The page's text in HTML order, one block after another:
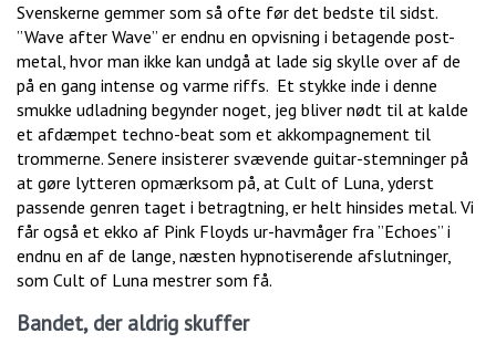
Svenskerne gemmer som så ofte før det bedste til sidst.
”Wave after Wave” er endnu en opvisning i betagende post-
metal, hvor man ikke kan undgå at lade sig skylle over af de
på en gang intense og varme riffs. Et stykke inde i denne
smukke udladning begynder noget, jeg bliver nødt til at kalde
et afdæmpet techno-beat som et akkompagnement til
trommerne. Senere insisterer svævende guitar-stemninger på
at gøre lytteren opmærksom på, at Cult of Luna, yderst
passende genren taget i betragtning, er helt hinsides metal. Vi
får også et ekko af Pink Floyds ur-havmåger fra ”Echoes” i
endnu en af de lange, næsten hypnotiserende afslutninger,
som Cult of Luna mestrer som få.
Bandet, der aldrig skuffer